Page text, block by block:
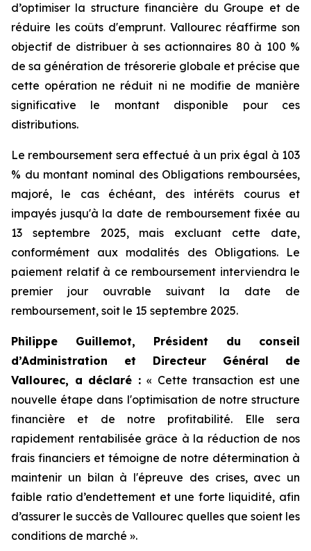
d’optimiser la structure financière du Groupe et de
réduire les coûts d'emprunt. Vallourec réaffirme son
objectif de distribuer à ses actionnaires 80 à 100 %
de sa génération de trésorerie globale et précise que
cette opération ne réduit ni ne modifie de manière
significative le montant disponible pour ces
distributions.
Le remboursement sera effectué à un prix égal à 103
% du montant nominal des Obligations remboursées,
majoré, le cas échéant, des intérêts courus et
impayés jusqu'à la date de remboursement fixée au
13 septembre 2025, mais excluant cette date,
conformément aux modalités des Obligations. Le
paiement relatif à ce remboursement interviendra le
premier jour ouvrable suivant la date de
remboursement, soit le 15 septembre 2025.
Philippe Guillemot, Président du conseil
d’Administration et Directeur Général de
Vallourec, a déclaré : « Cette transaction est une
nouvelle étape dans l'optimisation de notre structure
financière et de notre profitabilité. Elle sera
rapidement rentabilisée grâce à la réduction de nos
frais financiers et témoigne de notre détermination à
maintenir un bilan à l'épreuve des crises, avec un
faible ratio d’endettement et une forte liquidité, afin
d’assurer le succès de Vallourec quelles que soient les
conditions de marché ».